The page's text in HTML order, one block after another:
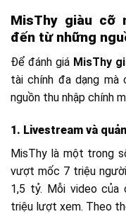
MisThy giàu cỡ
đến từ những
Để đánh giá MisThy
tài chính đa dạng mà
nguồn thu nhập chính
1. Livestream và
MisThy là một trong
vượt mốc 7 triệu
1,5 tỷ. Mỗi video
triệu lượt xem. Theo